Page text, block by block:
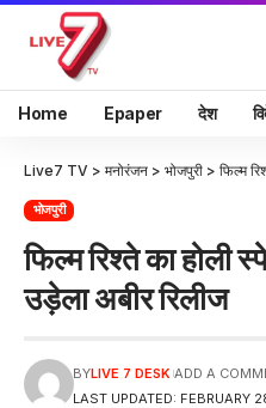
Home Epaper देश
Live7 TV > मनोरंजन > भोजपुरी > फिल्म
भोजपुरी
फिल्म रिश्ते का होली
उड़ेला अबीर रिलीज
LAST UPDATED: FEBRUARY
BYLIVE 7 DESK ADD A